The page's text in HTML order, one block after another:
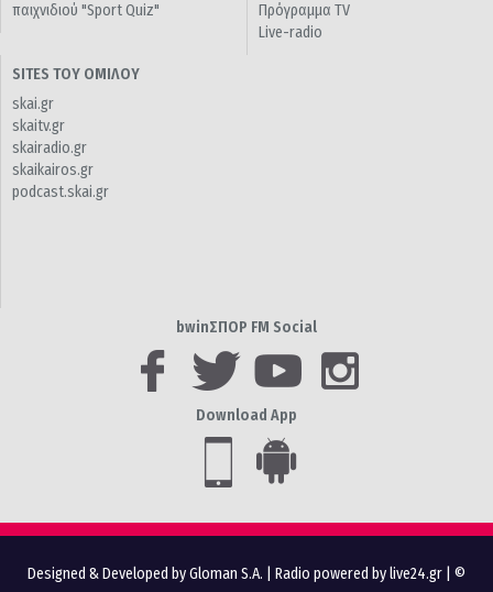
παιχνιδιού "Sport Quiz"
Πρόγραμμα TV
Live-radio
SITES ΤΟΥ ΟΜΙΛΟΥ
skai.gr
skaitv.gr
skairadio.gr
skaikairos.gr
podcast.skai.gr
bwinΣΠΟΡ FM Social
Download App
Designed & Developed by Gloman S.A. Radio powered by live24.gr | ©